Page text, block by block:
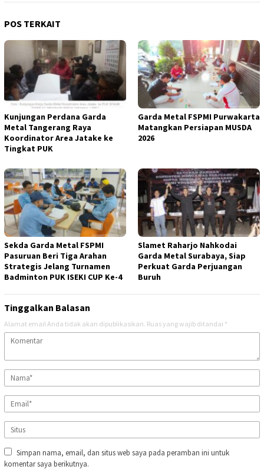
POS TERKAIT
Kunjungan Perdana Garda
Metal Tangerang Raya
Koordinator Area Jatake ke
Tingkat PUK
Garda Metal FSPMI Purwakarta
Matangkan Persiapan MUSDA
2026
Sekda Garda Metal FSPMI
Pasuruan Beri Tiga Arahan
Strategis Jelang Turnamen
Badminton PUK ISEKI CUP Ke-4
Slamet Raharjo Nahkodai
Garda Metal Surabaya, Siap
Perkuat Garda Perjuangan
Buruh
Tinggalkan Balasan
Alamat email Anda tidak akan dipublikasikan. Ruas yang wajib ditandai *
Simpan nama, email, dan situs web saya pada peramban ini untuk
komentar saya berikutnya.